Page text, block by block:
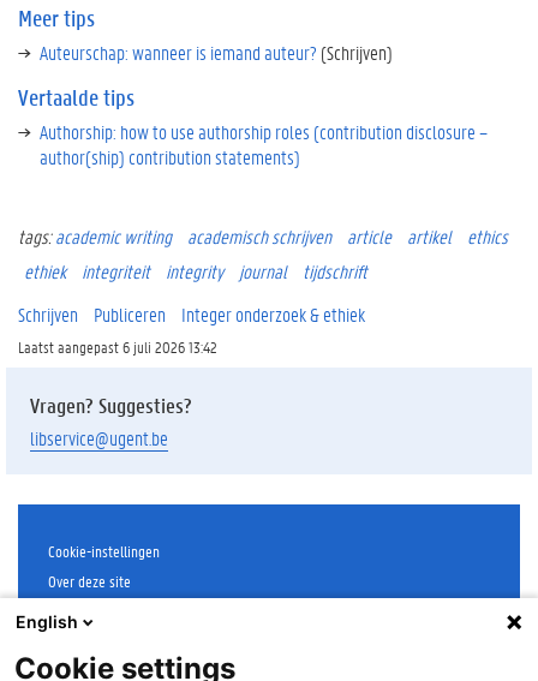
Meer tips
Auteurschap: wanneer is iemand auteur? (Schrijven)
Vertaalde tips
Authorship: how to use authorship roles (contribution disclosure –
author(ship) contribution statements)
tags:academic writing academisch schrijven article artikel
ethics
ethiek
integriteit integrity journal
tijdschrift
Schrijven
Publiceren Integer onderzoek & ethiek
Laatst aangepast 6 juli 2026 13:42
Vragen? Suggesties?
libservice@ugent.be
Cookie-instellingen
Over deze site
Disclaimer
Toegankelijkheid
English
Cookie settings